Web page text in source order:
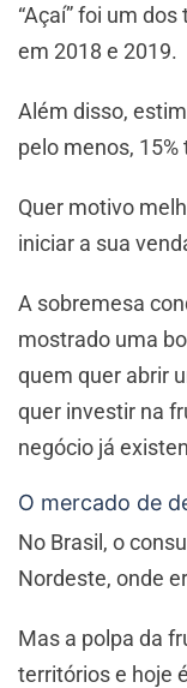
“Açaí” foi um
em 2018 e 2019.
Além disso,
pelo menos, 15%
Quer motivo
iniciar a sua
A sobremesa
mostrado uma
quem quer abrir
quer investir na
negócio já
O mercado de
No Brasil, o
Nordeste, onde
Mas a polpa da
territórios e hoje